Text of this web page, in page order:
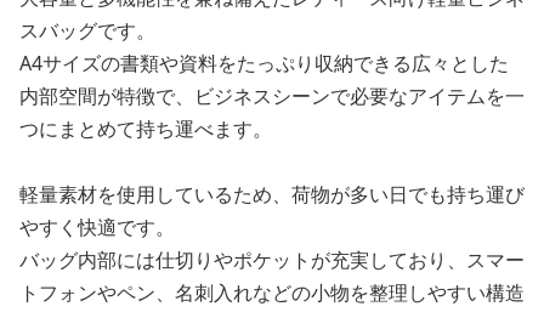
スバッグです。
A4サイズの書類や資料をたっぷり収納できる広々とした
内部空間が特徴で、ビジネスシーンで必要なアイテムを一
つにまとめて持ち運べます。
軽量素材を使用しているため、荷物が多い日でも持ち運び
やすく快適です。
バッグ内部には仕切りやポケットが充実しており、スマー
トフォンやペン、名刺入れなどの小物を整理しやすい構造